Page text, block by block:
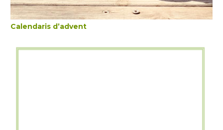
Calendaris d’advent